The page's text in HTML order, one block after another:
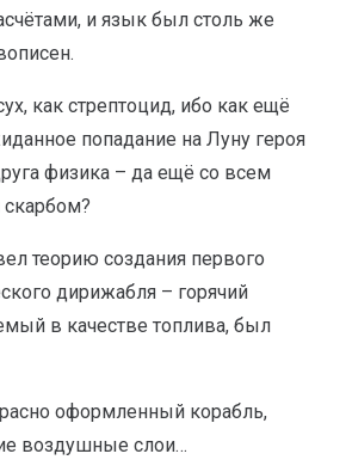
и язык был столь же
как стрептоцид, ибо как ещё
попадание на Луну героя
физика – да ещё со всем
теорию создания первого
дирижабля – горячий
в качестве топлива, был
оформленный корабль,
воздушные слои…